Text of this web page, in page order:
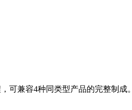
可兼容4种同类型产品的完整制成。